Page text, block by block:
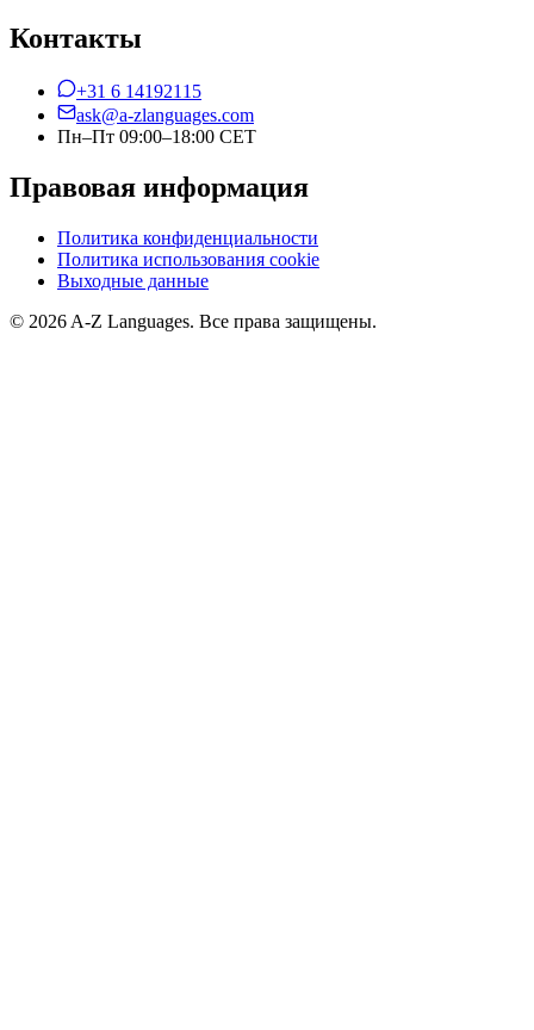
Контакты
+31 6 14192115
ask@a-zlanguages.com
Пн–Пт 09:00–18:00 CET
Правовая информация
Политика конфиденциальности
Политика использования cookie
Выходные данные
© 2026 A-Z Languages. Все права защищены.